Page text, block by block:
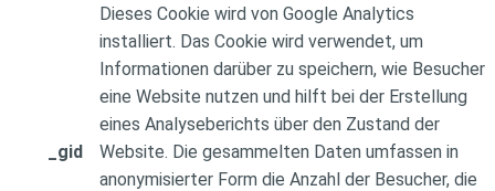
_gid
Dieses Cookie wird von Google Analytics
installiert. Das Cookie wird verwendet, um
Informationen darüber zu speichern, wie Besucher
eine Website nutzen und hilft bei der Erstellung
eines Analyseberichts über den Zustand der
Website. Die gesammelten Daten umfassen in
anonymisierter Form die Anzahl der Besucher, die